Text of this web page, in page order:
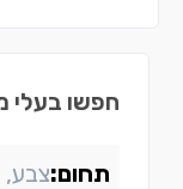
חפשו בעלי
תחום: